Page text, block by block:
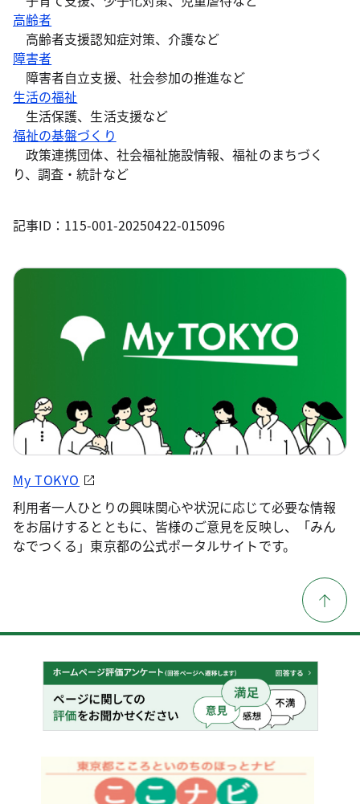
高齢者
高齢者支援認知症対策、介護など
障害者
障害者自立支援、社会参加の推進など
生活の福祉
生活保護、生活支援など
福祉の基盤づくり
政策連携団体、社会福祉施設情報、福祉のまちづく
り、調査・統計など
記事ID：115-001-20250422-015096
My TOKYO
利用者一人ひとりの興味関心や状況に応じて必要な情報
をお届けするとともに、皆様のご意見を反映し、「みん
なでつくる」東京都の公式ポータルサイトです。